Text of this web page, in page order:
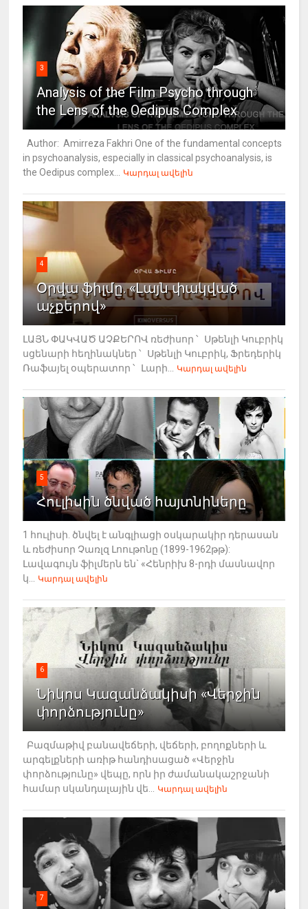
3
Analysis of the Film Psycho through
the Lens of the Oedipus Complex
Author: Amirreza Fakhri One of the fundamental concepts
in psychoanalysis, especially in classical psychoanalysis, is
the Oedipus complex...
Կարդալ ավելին
4
Օրվա ֆիլմը. «Լայն փակված
աչքերով»
ԼԱՅՆ ՓԱԿՎԱԾ ԱՉՔԵՐՈՎ ռեժիսոր ՝ Սթենլի Կուբրիկ
սցենարի հեղինակներ ՝ Սթենլի Կուբրիկ, Ֆրեդերիկ
Ռաֆայել օպերատոր ՝ Լարի...
Կարդալ ավելին
5
Հուլիսին ծնված հայտնիները
1 հուլիսի. ծնվել է անգլիացի օսկարակիր դերասան
և ռեժիսոր Չառլզ Լոութոնը (1899-1962թթ):
Լավագույն ֆիլմերն են` «Հենրիխ 8-րդի մասնավոր
կ...
Կարդալ ավելին
6
Նիկոս Կազանձակիսի «Վերջին
փորձությունը»
Բազմաթիվ բանավեճերի, վեճերի, բողոքների և
արգելքների առիթ հանդիսացած «Վերջին
փորձությունը» վեպը, որն իր ժամանակաշրջանի
համար սկանդալային վե...
Կարդալ ավելին
7